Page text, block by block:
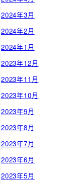
2024年3月
2024年2月
2024年1月
2023年12月
2023年11月
2023年10月
2023年9月
2023年8月
2023年7月
2023年6月
2023年5月